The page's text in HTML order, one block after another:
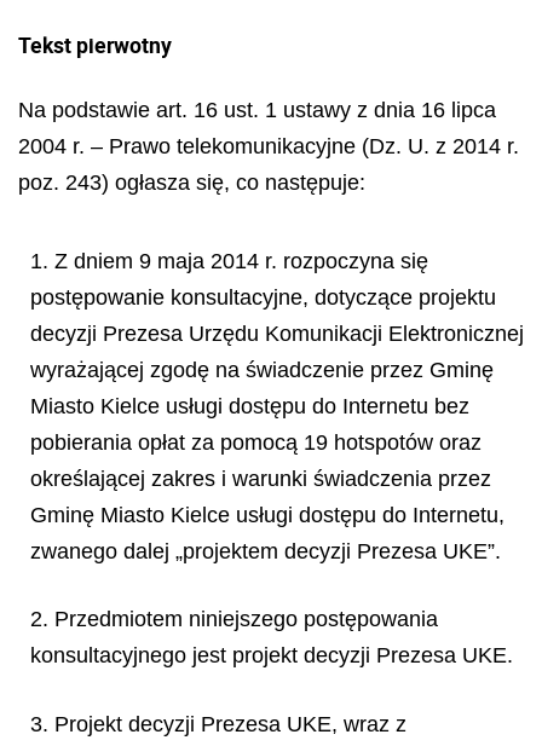
Tekst pierwotny
Na podstawie art. 16 ust. 1 ustawy z dnia 16 lipca
2004 r. – Prawo telekomunikacyjne (Dz. U. z 2014 r.
poz. 243) ogłasza się, co następuje:
1. Z dniem 9 maja 2014 r. rozpoczyna się
postępowanie konsultacyjne, dotyczące projektu
decyzji Prezesa Urzędu Komunikacji Elektronicznej
wyrażającej zgodę na świadczenie przez Gminę
Miasto Kielce usługi dostępu do Internetu bez
pobierania opłat za pomocą 19 hotspotów oraz
określającej zakres i warunki świadczenia przez
Gminę Miasto Kielce usługi dostępu do Internetu,
zwanego dalej „projektem decyzji Prezesa UKE”.
2. Przedmiotem niniejszego postępowania
konsultacyjnego jest projekt decyzji Prezesa UKE.
3. Projekt decyzji Prezesa UKE, wraz z